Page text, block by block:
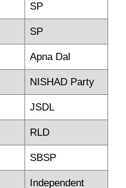
SP
SP
Apna Dal
NISHAD Party
JSDL
RLD
SBSP
Independent